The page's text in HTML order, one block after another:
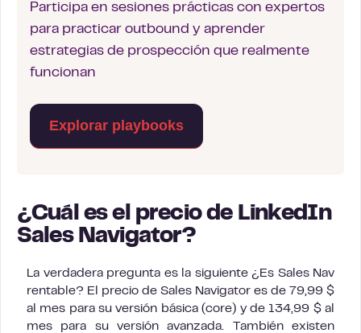
Participa en sesiones prácticas con expertos
para practicar outbound y aprender
estrategias de prospección que realmente
funcionan
Explorar playbooks
¿Cuál es el precio de LinkedIn
Sales Navigator?
La verdadera pregunta es la siguiente ¿Es Sales Nav
rentable? El precio de Sales Navigator es de 79,99 $
al mes para su versión básica (core) y de 134,99 $ al
mes para su versión avanzada. También existen